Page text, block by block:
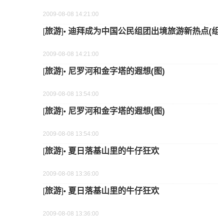
2009-08-08 14:21:00
[旅游]• 迪拜成为中国公民组团出境旅游新热点(
2009-08-08 14:21:00
[旅游]• 尼罗河和金字塔的遐想(图)
2009-08-08 13:54:00
[旅游]• 尼罗河和金字塔的遐想(图)
2009-08-08 13:54:00
[旅游]• 夏日落基山里的牛仔狂欢
2009-08-08 13:36:00
[旅游]• 夏日落基山里的牛仔狂欢
2009-08-08 13:36:00